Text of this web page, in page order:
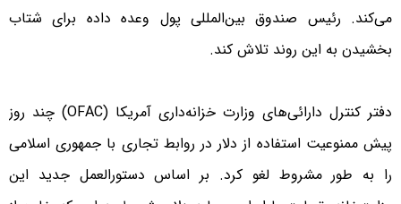
می‌کند. رئیس صندوق بین‌المللی پول وعده داده برای شتاب
بخشیدن به این روند تلاش کند.
دفتر کنترل دارائی‌های وزارت خزانه‌داری آمریکا (OFAC) چند روز
پیش ممنوعیت استفاده از دلار در روابط تجاری با جمهوری اسلامی
را به طور مشروط لغو کرد. بر اساس دستورالعمل جدید این